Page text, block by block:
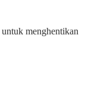
menghentikan